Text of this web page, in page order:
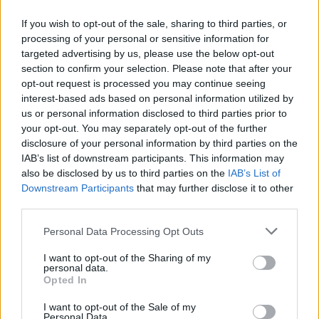
If you wish to opt-out of the sale, sharing to third parties, or
processing of your personal or sensitive information for
targeted advertising by us, please use the below opt-out
section to confirm your selection. Please note that after your
opt-out request is processed you may continue seeing
interest-based ads based on personal information utilized by
us or personal information disclosed to third parties prior to
your opt-out. You may separately opt-out of the further
disclosure of your personal information by third parties on the
IAB’s list of downstream participants. This information may
also be disclosed by us to third parties on the IAB’s List of
Downstream Participants that may further disclose it to other
Please note that this website/app uses one or more Google
not limited to your visit or usage behaviour. You may click to
grant or deny consent to Google and its third-party tags to
use your data for below specified purposes in below Google
consent section.
Personal Data Processing Opt Outs
I want to opt-out of the Sharing of my
personal data.
Opted In
I want to opt-out of the Sale of my
adrenalint termel, ami miatt gyorsabban ver majd a
szíved és gyorsabb, rövidebb lélegzetet veszel.
Meditáció közben a lassabb, mélyebb lélegzet épp
az ellenkezőjét teszi, miközben a testednek azt
sugallja, hogy biztonságban vagy.
4. Menj ki a friss levegőre
Az, hogy otthon maradsz, nagyon fontos abban,
hogy lelassuljon a koronavírus terjedése, de időről-
időre kicsit el kell szabadulni a képernyőktől és ki kell
menni. Nagyon fontos, hogy kiszabaduljunk a házból
és friss levegőhöz jussunk. Olvass kicsit az
csak tartsd a megfelelő távolságot másoktól.